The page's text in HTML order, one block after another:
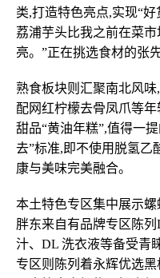
类,打造特色亮点,实现“
荔浦芋头比我之前在菜
亮。”正在挑选食材的张
熟食板块则汇聚南北风
配网红柠檬去骨凤爪等
甜品“黄油年糕”,值得一
去”标准,即不使用脱氢乙
康与美味完美融合。
本土特色专区集中展示
胖东来自有品牌专区陈
汁、DL 洗衣液等备受青
专区则陈列着永辉优选